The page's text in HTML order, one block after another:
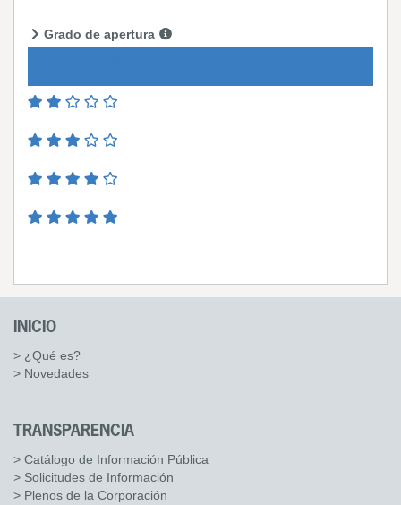
Grado de apertura
INICIO
> ¿Qué es?
> Novedades
TRANSPARENCIA
> Catálogo de Información Pública
> Solicitudes de Información
> Plenos de la Corporación